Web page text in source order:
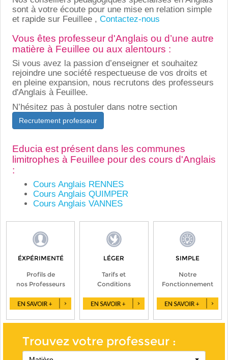
sont à votre écoute pour une mise en relation simple
et rapide sur Feuillee , Contactez-nous
Vous êtes professeur d'Anglais ou d’une autre
matière à Feuillee ou aux alentours :
Si vous avez la passion d’enseigner et souhaitez
rejoindre une société respectueuse de vos droits et
en pleine expansion, nous recrutons des professeurs
d'Anglais à Feuillee.
N’hésitez pas à postuler dans notre section
Recrutement professeur
Educia est présent dans les communes
limitrophes à Feuillee pour des cours d'Anglais
:
Cours Anglais RENNES
Cours Anglais QUIMPER
Cours Anglais VANNES
ÉXPÉRIMENTÉ
Profils de
nos Professeurs
LÉGER
Tarifs et
Conditions
SIMPLE
Notre
Fonctionnement
Trouvez votre professeur :